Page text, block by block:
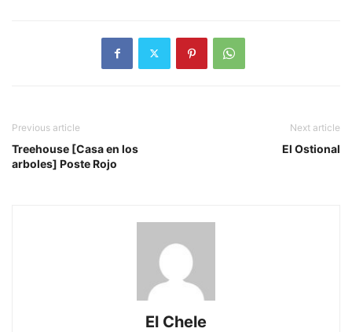
Previous article
Treehouse [Casa en los
arboles] Poste Rojo
Next article
El Ostional
El Chele